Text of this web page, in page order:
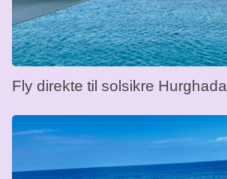
Fly direkte til solsikre Hurghada